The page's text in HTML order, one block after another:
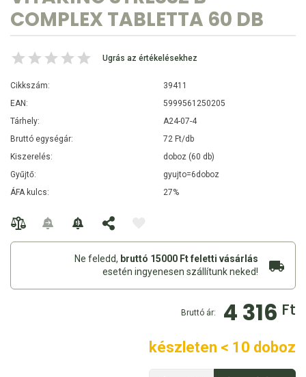
COMPLEX TABLETTA 60 DB
Ugrás az értékelésekhez
Cikkszám:
39411
EAN:
5999561250205
Tárhely:
A24-07-4
Bruttó egységár:
72 Ft/db
Kiszerelés:
doboz (60 db)
Gyűjtő:
gyujto=6doboz
ÁFA kulcs:
27%
Ne feledd, bruttó 15000 Ft feletti vásárlás
esetén ingyenesen szállítunk neked!
Bruttó ár: 4 316 Ft
készleten < 10 doboz